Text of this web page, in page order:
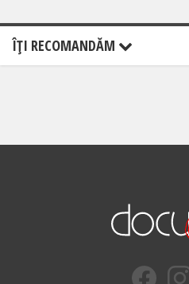
ÎŢI RECOMANDĂM